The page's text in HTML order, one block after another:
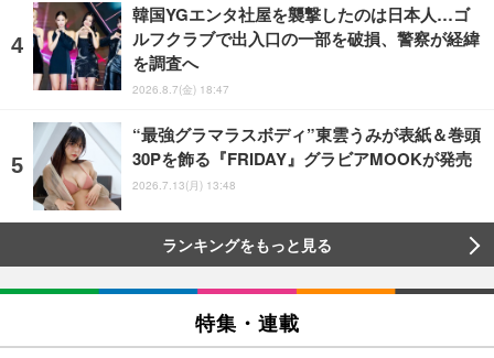
韓国YGエンタ社屋を襲撃したのは日本人…ゴ
ルフクラブで出入口の一部を破損、警察が経緯
を調査へ
2026.8.7(金) 18:47
“最強グラマラスボディ”東雲うみが表紙＆巻頭
30Pを飾る『FRIDAY』グラビアMOOKが発売
2026.7.13(月) 13:48
ランキングをもっと見る
特集・連載